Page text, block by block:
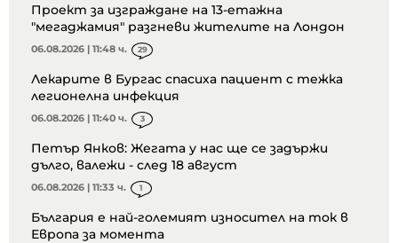
Проект за изграждане на 13-етажна
"мегаджамия" разгневи жителите на Лондон
06.08.2026 | 11:48 ч. 29
Лекарите в Бургас спасиха пациент с тежка
легионелна инфекция
06.08.2026 | 11:40 ч. 3
Петър Янков: Жегата у нас ще се задържи
дълго, валежи - след 18 август
06.08.2026 | 11:33 ч. 1
България е най-големият износител на ток в
Европа за момента